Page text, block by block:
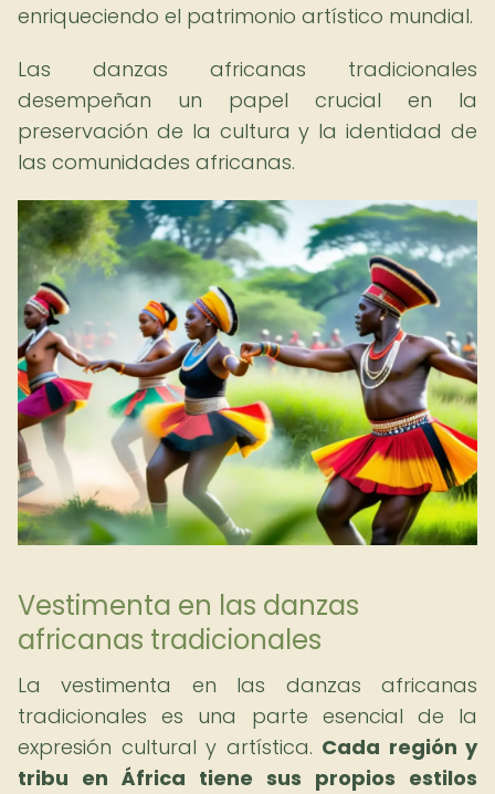
enriqueciendo el patrimonio artístico mundial.
Las danzas africanas tradicionales
desempeñan un papel crucial en la
preservación de la cultura y la identidad de
las comunidades africanas.
Vestimenta en las danzas
africanas tradicionales
La vestimenta en las danzas africanas
tradicionales es una parte esencial de la
expresión cultural y artística. Cada región y
tribu en África tiene sus propios estilos